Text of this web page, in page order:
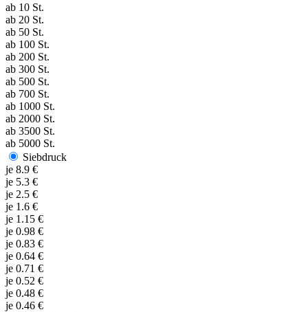
ab 10 St.
ab 20 St.
ab 50 St.
ab 100 St.
ab 200 St.
ab 300 St.
ab 500 St.
ab 700 St.
ab 1000 St.
ab 2000 St.
ab 3500 St.
ab 5000 St.
Siebdruck
je 8.9 €
je 5.3 €
je 2.5 €
je 1.6 €
je 1.15 €
je 0.98 €
je 0.83 €
je 0.64 €
je 0.71 €
je 0.52 €
je 0.48 €
je 0.46 €